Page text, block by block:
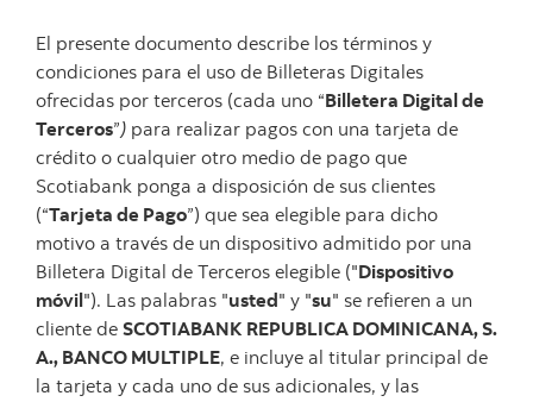
El presente documento describe los términos y
condiciones para el uso de Billeteras Digitales
ofrecidas por terceros (cada uno “Billetera Digital de
Terceros”) para realizar pagos con una tarjeta de
crédito o cualquier otro medio de pago que
Scotiabank ponga a disposición de sus clientes
(“Tarjeta de Pago”) que sea elegible para dicho
motivo a través de un dispositivo admitido por una
Billetera Digital de Terceros elegible ("Dispositivo
móvil"). Las palabras "usted" y "su" se refieren a un
cliente de SCOTIABANK REPUBLICA DOMINICANA, S.
A., BANCO MULTIPLE, e incluye al titular principal de
la tarjeta y cada uno de sus adicionales, y las